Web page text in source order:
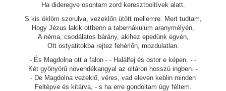
Ha dideregve osontam zord keresztboltívek alatt.
S kis öklöm szorulva, vezeklőn ütött mellemre. Mert tudtam,
Hogy Jézus lakik ottbenn a tabernákulum aranymélyén,
A néma, csodálatos bárány, akihez epedünk égvén,
Ott ostyatitokba rejtez fehérlőn, mozdulatlan.
- És Magdolna ott a falon - - Halálfej és ostor e képen. - -
Két gyönyörű növendékangyal az oltáron hosszú ingben. -
- De Magdolna vezeklő, véres, vad eleven keblin minden
Feltépve és kitárva, - s ha erre gondoltam úgy féltem.